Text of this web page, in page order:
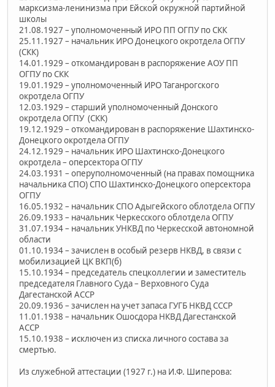
марксизма-ленинизма при Ейской окружной партийной
школы
21.08.1927 – уполномоченный ИРО ПП ОГПУ по СКК
25.11.1927 – начальник ИРО Донецкого окротдела ОГПУ
(СКК)
14.01.1929 – откомандирован в распоряжение АОУ ПП
ОГПУ по СКК
19.01.1929 – уполномоченный ИРО Таганрогского
окротдела ОГПУ
12.03.1929 – старший уполномоченный Донского
окротдела ОГПУ (СКК)
19.12.1929 – откомандирован в распоряжение Шахтинско-
Донецкого окротдела ОГПУ
24.12.1929 – начальник ИРО Шахтинско-Донецкого
окротдела – оперсектора ОГПУ
24.03.1931 – оперуполномоченный (на правах помощника
начальника СПО) СПО Шахтинско-Донецкого оперсектора
ОГПУ
16.05.1932 – начальник СПО Адыгейского облотдела ОГПУ
26.09.1933 – начальник Черкесского облотдела ОГПУ
31.07.1934 – начальник УНКВД по Черкесской автономной
области
01.10.1934 – зачислен в особый резерв НКВД, в связи с
мобилизацией ЦК ВКП(б)
15.10.1934 – председатель спецколлегии и заместитель
председателя Главного Суда – Верховного Суда
Дагестанской АССР
20.09.1936 – зачислен на учет запаса ГУГБ НКВД СССР
11.01.1938 – начальник Ошосдора НКВД Дагестанской
АССР
15.10.1938 – исключен из списка личного состава за
смертью.
Из служебной аттестации (1927 г.) на И.Ф. Шиперова: